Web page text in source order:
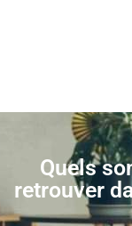
Quels
retrouver